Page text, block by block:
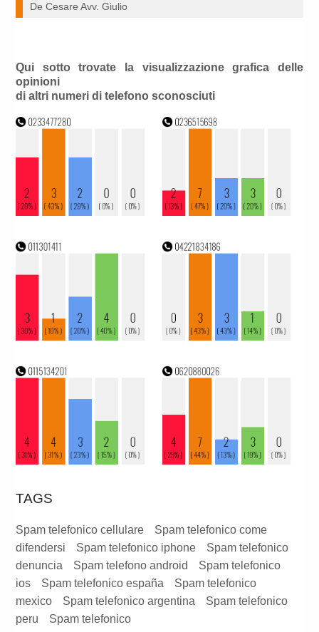
De Cesare Avv. Giulio
Qui sotto trovate la visualizzazione grafica delle
opinioni
di altri numeri di telefono sconosciuti
TAGS
Spam telefonico cellulare
Spam telefonico come
difendersi
Spam telefonico iphone
Spam telefonico
denuncia
Spam telefono android
Spam telefonico
ios
Spam telefonico españa
Spam telefonico
mexico
Spam telefonico argentina
Spam telefonico
peru
Spam telefonico